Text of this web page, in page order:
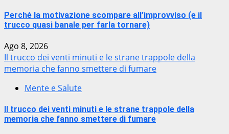
Perché la motivazione scompare all’improvviso (e il
trucco quasi banale per farla tornare)
Ago 8, 2026
Il trucco dei venti minuti e le strane trappole della
memoria che fanno smettere di fumare
Mente e Salute
Il trucco dei venti minuti e le strane trappole della
memoria che fanno smettere di fumare